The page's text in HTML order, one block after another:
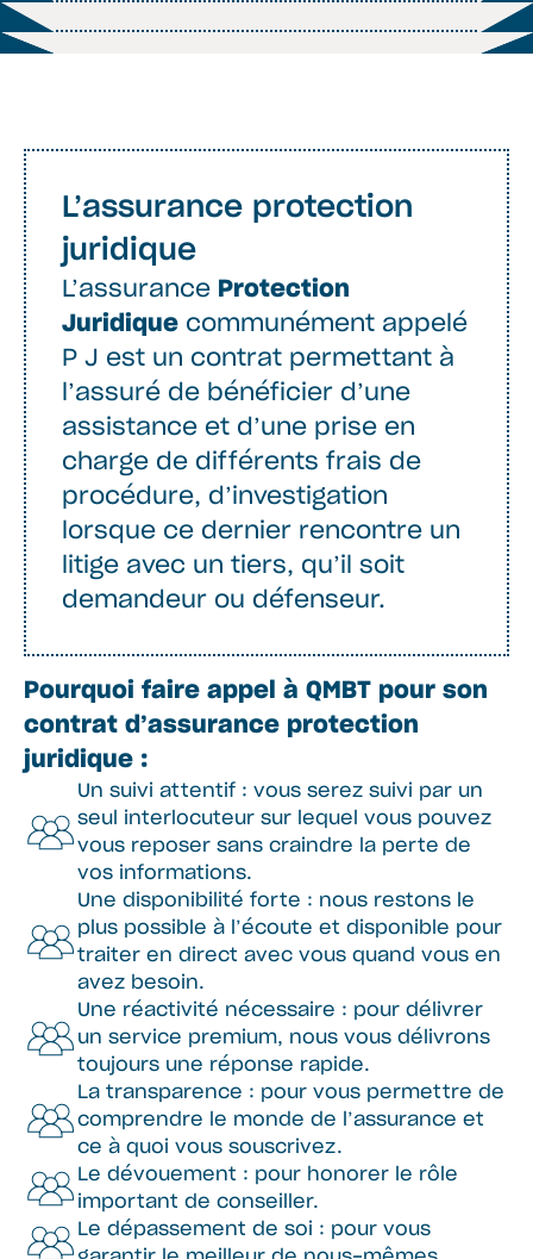
L’assurance protection
juridique
L’assurance Protection
Juridique communément appelé
P J est un contrat permettant à
l’assuré de bénéficier d’une
assistance et d’une prise en
charge de différents frais de
procédure, d’investigation
lorsque ce dernier rencontre un
litige avec un tiers, qu’il soit
demandeur ou défenseur.
Pourquoi faire appel à QMBT pour son
contrat d’assurance protection
juridique :
Un suivi attentif : vous serez suivi par un
seul interlocuteur sur lequel vous pouvez
vous reposer sans craindre la perte de
vos informations.
Une disponibilité forte : nous restons le
plus possible à l’écoute et disponible pour
traiter en direct avec vous quand vous en
avez besoin.
Une réactivité nécessaire : pour délivrer
un service premium, nous vous délivrons
toujours une réponse rapide.
La transparence : pour vous permettre de
comprendre le monde de l’assurance et
ce à quoi vous souscrivez.
Le dévouement : pour honorer le rôle
important de conseiller.
Le dépassement de soi : pour vous